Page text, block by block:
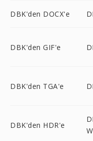
DBK'den DOCX'e
DBK'den GIF'e
DBK'den TGA'e
DBK'den HDR'e